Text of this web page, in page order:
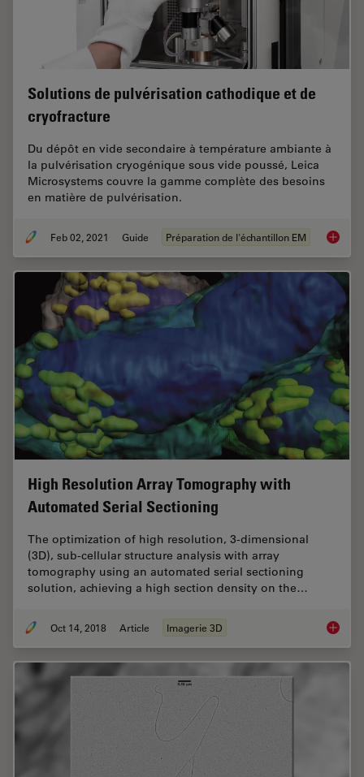
Solutions de pulvérisation cathodique et de
cryofracture
Du dépôt en vide secondaire à température ambiante à
la pulvérisation cryogénique sous vide poussé, Leica
Microsystems couvre la gamme complète des besoins
en matière de pulvérisation.
Feb 02, 2021 Guide Préparation de l'échantillon EM
High Resolution Array Tomography with
Automated Serial Sectioning
The optimization of high resolution, 3-dimensional
(3D), sub-cellular structure analysis with array
tomography using an automated serial sectioning
solution, achieving a high section density on the…
Oct 14, 2018 Article Imagerie 3D High